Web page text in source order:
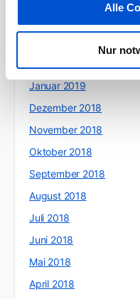
Alle
Nur
Januar 2019
Dezember 2018
November 2018
Oktober 2018
September 2018
August 2018
Juli 2018
Juni 2018
Mai 2018
April 2018